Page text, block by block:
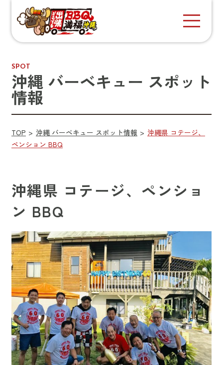
SPOT
沖縄 バーベキュー スポット
情報
TOP 沖縄 バーベキュー スポット情報
沖縄県 コテージ、
ペンション BBQ
沖縄県 コテージ、ペンショ
ン BBQ